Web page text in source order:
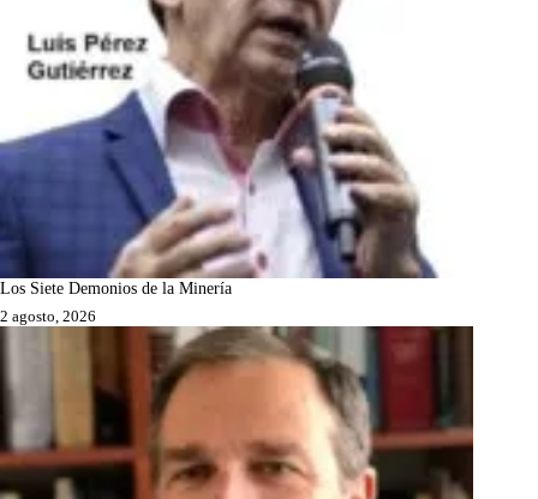
Los Siete Demonios de la Minería
2 agosto, 2026